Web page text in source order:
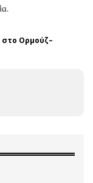
στο Ορμούζ–